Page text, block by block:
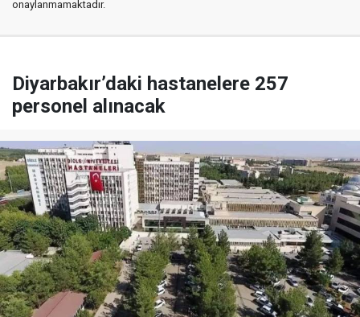
onaylanmamaktadır.
Diyarbakır’daki hastanelere 257
personel alınacak